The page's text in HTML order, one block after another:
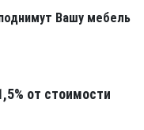
Вашу мебель
от стоимости